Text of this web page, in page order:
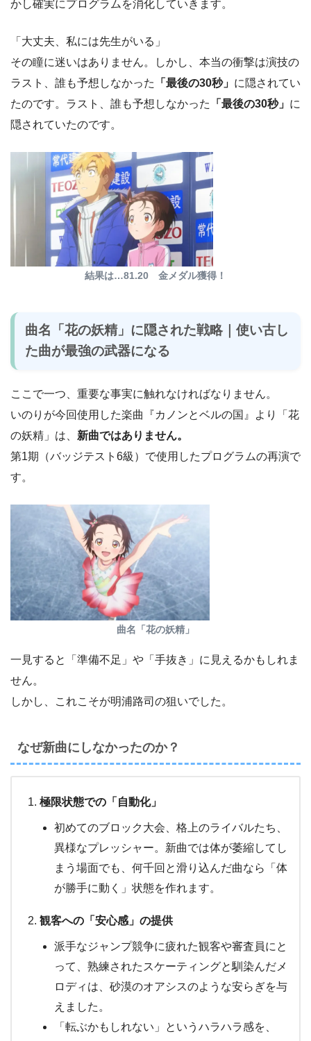
かし確実にプログラムを消化していきます。
「大丈夫、私には先生がいる」
その瞳に迷いはありません。しかし、本当の衝撃は演技の
ラスト、誰も予想しなかった
「最後の30秒」 に隠されてい
たのです。ラスト、誰も予想しなかった
「最後の30秒」 に
隠されていたのです。
結果は…81.20 金メダル獲得！
曲名「花の妖精」に隠された戦略｜使い古し
た曲が最強の武器になる
ここで一つ、重要な事実に触れなければなりません。
いのりが今回使用した楽曲『カノンとベルの国』より「花
の妖精」は、 新曲ではありません。
第1期（バッジテスト6級）で使用したプログラムの再演で
す。
曲名「花の妖精」
一見すると「準備不足」や「手抜き」に見えるかもしれま
せん。
しかし、これこそが明浦路司の狙いでした。
なぜ新曲にしなかったのか？
極限状態での「自動化」
初めてのブロック大会、格上のライバルたち、
異様なプレッシャー。新曲では体が萎縮してし
まう場面でも、何千回と滑り込んだ曲なら「体
が勝手に動く」状態を作れます。
観客への「安心感」の提供
派手なジャンプ競争に疲れた観客や審査員にと
って、熟練されたスケーティングと馴染んだメ
ロディは、砂漠のオアシスのような安らぎを与
えました。
「転ぶかもしれない」というハラハラ感を、